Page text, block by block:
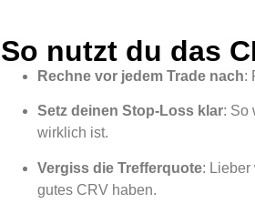
So nutzt du das
Rechne vor jedem Trade nach:
Setz deinen Stop-Loss klar: So
wirklich ist.
Vergiss die Trefferquote: Lieber
gutes CRV haben.